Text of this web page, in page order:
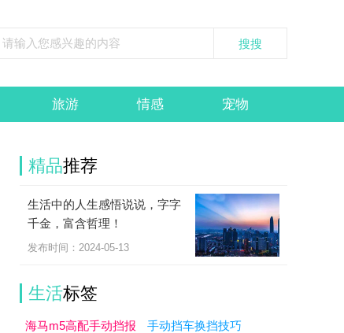
旅游 情感 宠物
精品推荐
生活中的人生感悟说说，字字
千金，富含哲理！
发布时间：2024-05-13
生活标签
海马m5高配手动挡报
手动挡车换挡技巧